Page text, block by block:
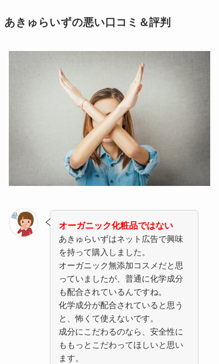
あきゅらいずの悪い口コミ＆評判
オーガニック化粧品ではない
あきゅらいずはネット広告で興味
を持って購入しました。
オーガニック無添加コスメだと思
っていましたが、普通に化学成分
も配合されているんですね。
化学成分が配合されていると思う
と、怖くて使えないです。
成分にこだわるのなら、安全性に
ももっとこだわってほしいと思い
ます。